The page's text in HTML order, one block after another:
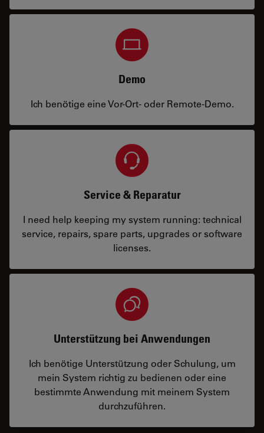
Demo
Ich benötige eine Vor-Ort- oder Remote-Demo.
Service & Reparatur
I need help keeping my system running: technical
service, repairs, spare parts, upgrades or software
licenses.
Unterstützung bei Anwendungen
Ich benötige Unterstützung oder Schulung, um
mein System richtig zu bedienen oder eine
bestimmte Anwendung mit meinem System
durchzuführen.